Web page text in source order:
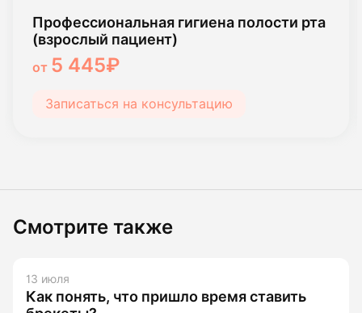
Профессиональная гигиена полости рта
(взрослый пациент)
от 5 445₽
Записаться на консультацию
Смотрите также
13 июля
Как понять, что пришло время ставить